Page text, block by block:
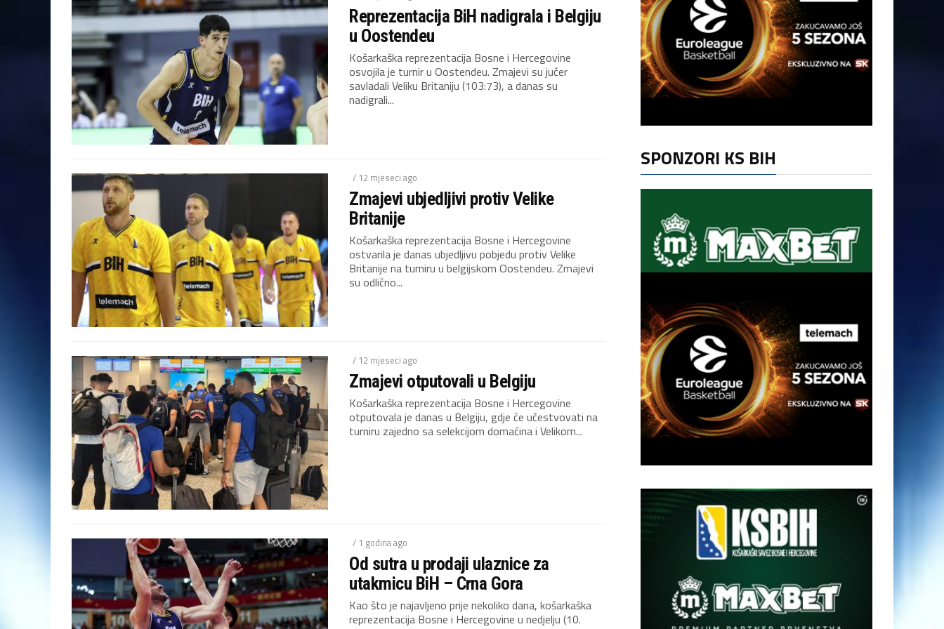
Reprezentacija BiH nadigrala i Belgiju
u Oostendeu
Košarkaška reprezentacija Bosne i Hercegovine
osvojila je turnir u Oostendeu. Zmajevi su jučer
savladali Veliku Britaniju (103:73), a danas su
nadigrali...
/ 12 mjeseci ago
Zmajevi ubjedljivi protiv Velike
Britanije
Košarkaška reprezentacija Bosne i Hercegovine
ostvarila je danas ubjedljivu pobjedu protiv Velike
Britanije na turniru u belgijskom Oostendeu. Zmajevi
su odlično...
/ 12 mjeseci ago
Zmajevi otputovali u Belgiju
Košarkaška reprezentacija Bosne i Hercegovine
otputovala je danas u Belgiju, gdje će učestvovati na
turniru zajedno sa selekcijom domaćina i Velikom...
/ 1 godina ago
Od sutra u prodaji ulaznice za
utakmicu BiH – Crna Gora
Kao što je najavljeno prije nekoliko dana, košarkaška
reprezentacija Bosne i Hercegovine u nedjelju (10.
SPONZORI KS BIH